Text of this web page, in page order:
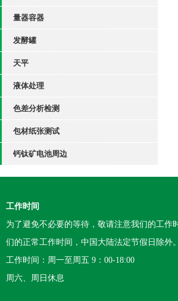
量器容器
发酵罐
天平
液体处理
色差分析检测
包材纸张测试
钙钛矿电池周边
工作时间
为了避免不必要的等待，敬请注意我们的工作
们的正常工作时间，中国大陆法定节假日除外。
工作时间：周一至周五 9：00-18:00
周六、周日休息